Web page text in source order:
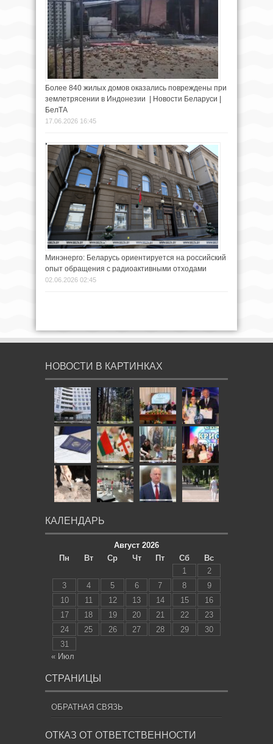
Более 840 жилых домов оказались повреждены при
землетрясении в Индонезии | Новости Беларуси |
БелТА
17.06.2026 16:45
Минэнерго: Беларусь ориентируется на российский
опыт обращения с радиоактивными отходами
02.06.2026 02:45
НОВОСТИ В КАРТИНКАХ
КАЛЕНДАРЬ
Август 2026
Пн
Вт Ср Чт Пт Сб
Вс
1
2
3
4 5 6 7 8
9
10
11 12 13 14 15
16
17
18 19 20 21 22
23
24
25 26 27 28 29
30
31
« Июл
СТРАНИЦЫ
ОБРАТНАЯ СВЯЗЬ
ОТКАЗ ОТ ОТВЕТСТВЕННОСТИ